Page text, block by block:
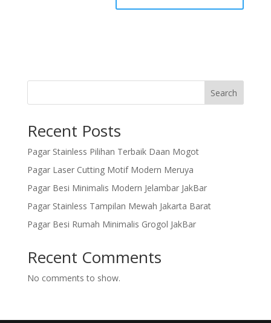
Search
Recent Posts
Pagar Stainless Pilihan Terbaik Daan Mogot
Pagar Laser Cutting Motif Modern Meruya
Pagar Besi Minimalis Modern Jelambar JakBar
Pagar Stainless Tampilan Mewah Jakarta Barat
Pagar Besi Rumah Minimalis Grogol JakBar
Recent Comments
No comments to show.